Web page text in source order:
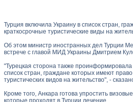
Турция включила Украину в список стран,
краткосрочные туристические виды на
Об этом министр иностранных дел Турции
встрече с главой МИД Украины Дмитрием
"Турецкая сторона также
список стран, граждане которых имеют
туристических видов на жительство", -
Кроме того, Анкара готова упростить
которые проходят в Турции лечение.